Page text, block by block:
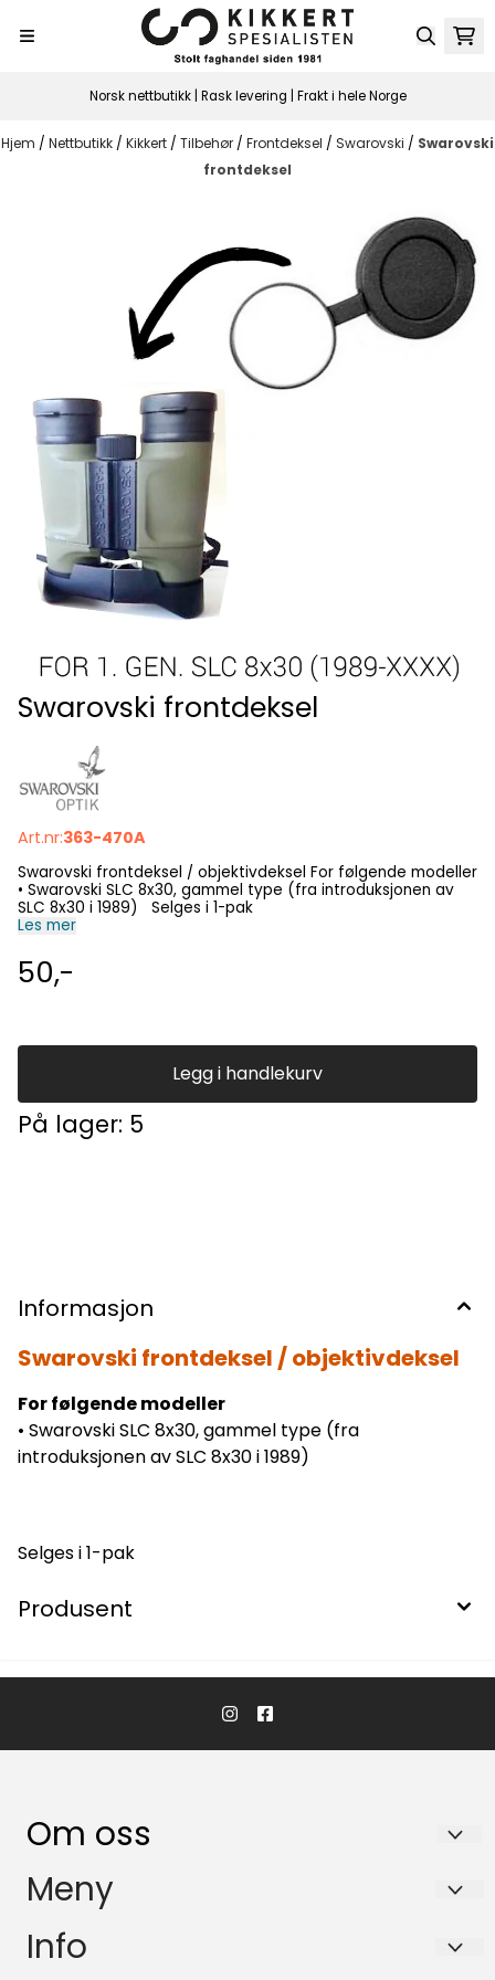
Norsk nettbutikk | Rask levering | Frakt i hele Norge
Hjem / Nettbutikk / Kikkert / Tilbehør / Frontdeksel / Swarovski / Swarovski
frontdeksel
Swarovski frontdeksel
Art.nr:363-470A
Swarovski frontdeksel / objektivdeksel For følgende modeller
• Swarovski SLC 8x30, gammel type (fra introduksjonen av
SLC 8x30 i 1989) Selges i 1-pak
Les mer
50,-
Legg i handlekurv
På lager: 5
Informasjon
Swarovski frontdeksel / objektivdeksel
For følgende modeller
• Swarovski SLC 8x30, gammel type (fra
introduksjonen av SLC 8x30 i 1989)
Selges i 1-pak
Produsent
Om oss
KikkertSpesialisten AS
Ingvald Ystgaards veg 15
7047 Trondheim
Meny
Salgsbetingelser
Info